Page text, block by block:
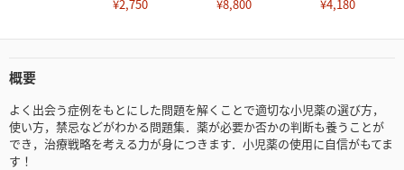
¥2,750
¥8,800
¥4,180
概要
よく出会う症例をもとにした問題を解くことで適切な小児薬の選び方，
使い方，禁忌などがわかる問題集．薬が必要か否かの判断も養うことが
でき，治療戦略を考える力が身につきます．小児薬の使用に自信がもてま
す！